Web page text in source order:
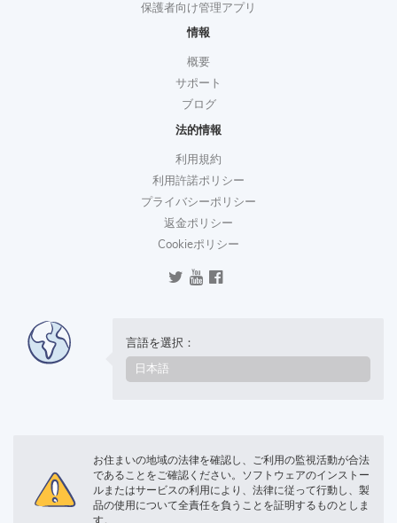
保護者向け管理アプリ
情報
概要
サポート
ブログ
法的情報
利用規約
利用許諾ポリシー
プライバシーポリシー
返金ポリシー
Cookieポリシー
言語を選択：
お住まいの地域の法律を確認し、ご利用の監視活動が合法
であることをご確認ください。ソフトウェアのインストー
ルまたはサービスの利用により、法律に従って行動し、製
品の使用について全責任を負うことを証明するものとしま
す。